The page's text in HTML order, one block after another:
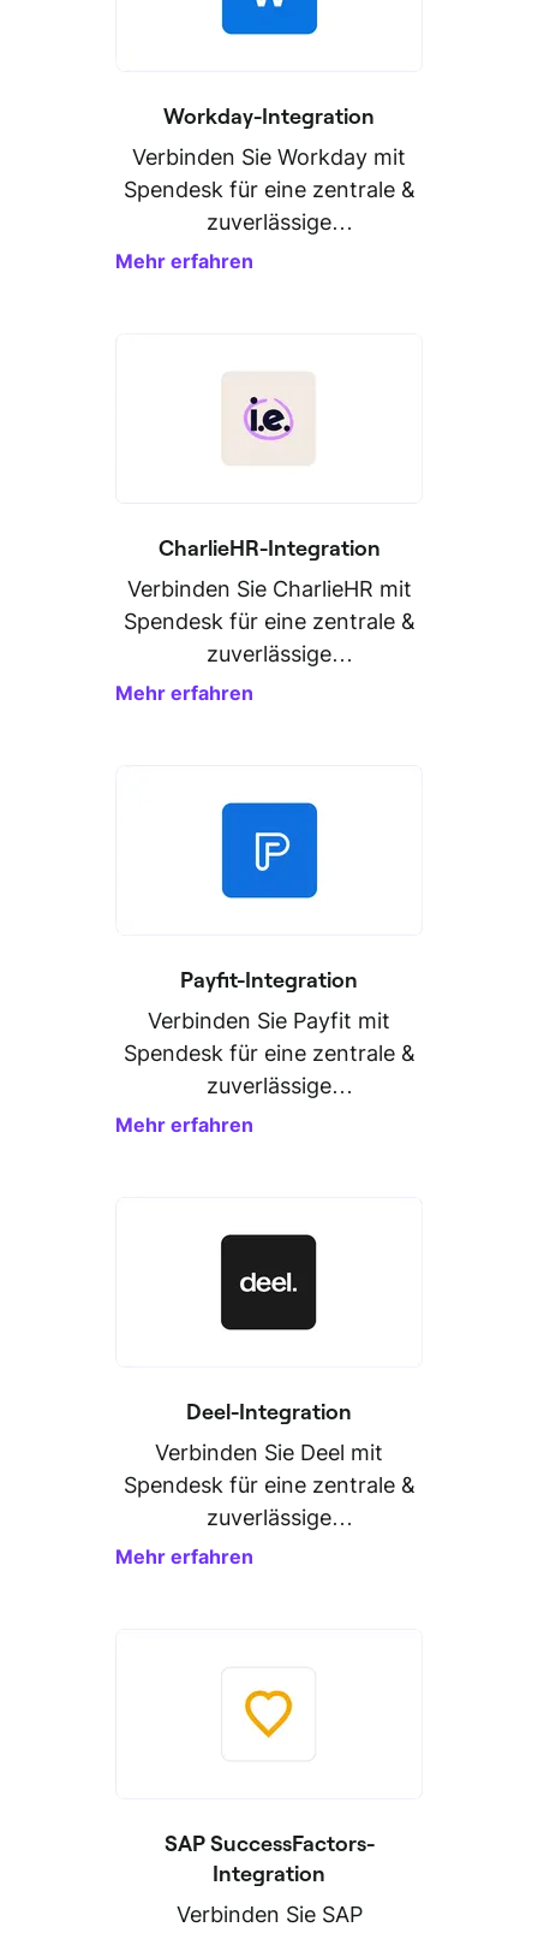
Workday-Integration
Verbinden Sie Workday mit
Spendesk für eine zentrale &
zuverlässige
Personaldatenverwaltung.
Mehr erfahren
CharlieHR-Integration
Verbinden Sie CharlieHR mit
Spendesk für eine zentrale &
zuverlässige
Personaldatenverwaltung.
Mehr erfahren
Payfit-Integration
Verbinden Sie Payfit mit
Spendesk für eine zentrale &
zuverlässige
Personaldatenverwaltung.
Mehr erfahren
Deel-Integration
Verbinden Sie Deel mit
Spendesk für eine zentrale &
zuverlässige
Personaldatenverwaltung.
Mehr erfahren
SAP SuccessFactors-
Integration
Verbinden Sie SAP